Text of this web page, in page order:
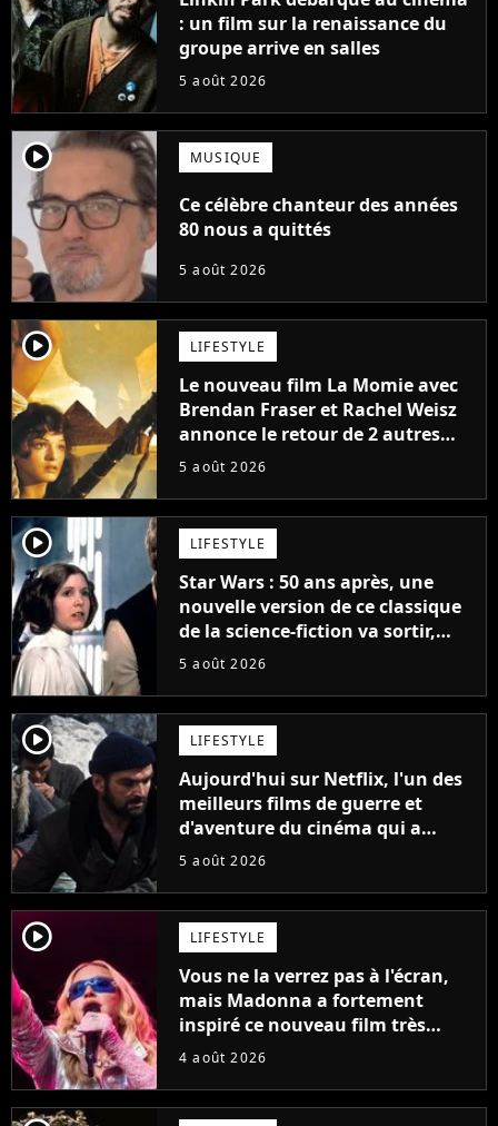
: un film sur la renaissance du
groupe arrive en salles
5 août 2026
player2 MUSIQUE
Ce célèbre chanteur des années
80 nous a quittés
5 août 2026
player2 LIFESTYLE
Le nouveau film La Momie avec
Brendan Fraser et Rachel Weisz
annonce le retour de 2 autres
personnages emblématiques de
5 août 2026
player2 LIFESTYLE
Star Wars : 50 ans après, une
nouvelle version de ce classique
de la science-fiction va sortir,
mais on ne la verra jamais en
5 août 2026
player2 LIFESTYLE
Aujourd'hui sur Netflix, l'un des
meilleurs films de guerre et
d'aventure du cinéma qui a
connu un succès retentissant à
5 août 2026
player2 LIFESTYLE
Vous ne la verrez pas à l'écran,
mais Madonna a fortement
inspiré ce nouveau film très
attendu
4 août 2026